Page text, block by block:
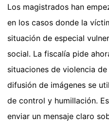
Los magistrados han
en los casos donde la
situación de especial
social. La fiscalía pide
situaciones de violencia
difusión de imágenes se
de control y humillación.
enviar un mensaje claro